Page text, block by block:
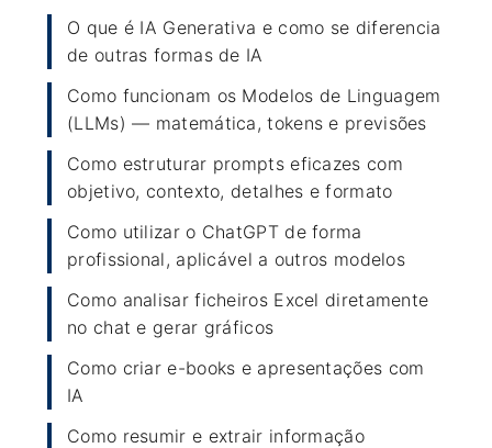
O que é IA Generativa e como se diferencia
de outras formas de IA
Como funcionam os Modelos de Linguagem
(LLMs) — matemática, tokens e previsões
Como estruturar prompts eficazes com
objetivo, contexto, detalhes e formato
Como utilizar o ChatGPT de forma
profissional, aplicável a outros modelos
Como analisar ficheiros Excel diretamente
no chat e gerar gráficos
Como criar e-books e apresentações com
IA
Como resumir e extrair informação